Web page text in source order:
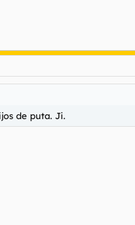
de puta. Ji.